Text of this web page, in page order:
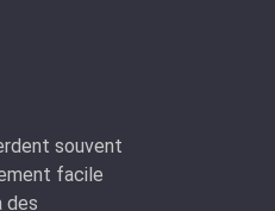
souvent
facile
des